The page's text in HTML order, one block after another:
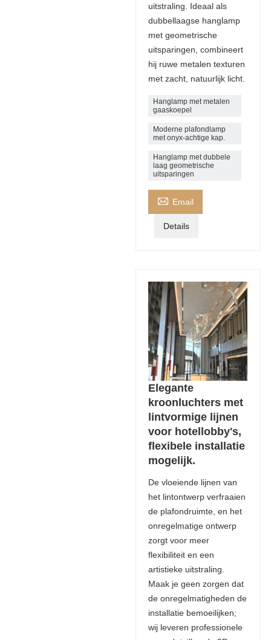
uitstraling. Ideaal als
dubbellaagse hanglamp
met geometrische
uitsparingen, combineert
hij ruwe metalen texturen
met zacht, natuurlijk licht.
Hanglamp met metalen
gaaskoepel
Moderne plafondlamp
met onyx-achtige kap.
Hanglamp met dubbele
laag geometrische
uitsparingen
 Email
Details
Elegante
kroonluchters met
lintvormige lijnen
voor hotellobby's,
flexibele installatie
mogelijk.
De vloeiende lijnen van
het lintontwerp verfraaien
de plafondruimte, en het
onregelmatige ontwerp
zorgt voor meer
flexibiliteit en een
artistieke uitstraling.
Maak je geen zorgen dat
de onregelmatigheden de
installatie bemoeilijken;
wij leveren professionele